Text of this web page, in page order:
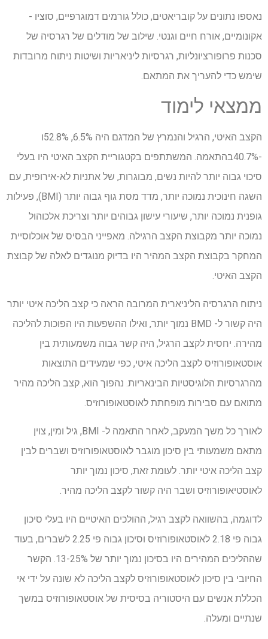
נאספו נתונים על קובריאטים, כולל גורמים דמוגרפיים, סוציו -
אקונומיים, אורח חיים וגנטי. שילוב של מודלים של רגרסיה של
סכנות פרופורציונליות, רגרסיות ליניאריות ושיטות ניתוח מרובדות
שימש כדי להעריך את המתאם.
ממצאי לימוד
הקצב האיטי, הרגיל והנמרץ של המדגם היה 6.5%, 52.8%ו
-40.7%בהתאמה. המשתתפים בקטגוריית הקצב האיטי היו בעלי
סיכוי גבוה יותר להיות נשים, מבוגרות, של אתניות לא-אירופית, עם
השגה חינוכית נמוכה יותר, מדד מסת גוף גבוה יותר (BMI), פעילות
גופנית נמוכה יותר, שיעורי עישון גבוהים יותר וצריכת אלכוהול
נמוכה יותר מקבוצת הקצב הרגילה. מאפייני הבסיס של אוכלוסיית
המחקר בקבוצת הקצב המהיר היו בדיוק מנוגדים לאלה של קבוצת
הקצב האיטי.
ניתוח הרגרסיה הליניארית המרובה הראה כי קצב הליכה איטי יותר
היה קשור ל- BMD נמוך יותר, ואילו ההשפעות היו הפוכות להליכה
מהירה. יחסית לקצב הרגיל, היה קשר גבוה משמעותית בין
אוסטאופורוזיס לקצב הליכה איטי, כפי שמעידים התוצאות
מהרגרסיות הלוגיסטיות הבינאריות. נהפוך הוא, קצב הליכה מהיר
מתואם עם סבירות מופחתת לאוסטאופורוזיס.
לאורך כל משך המעקב, לאחר התאמה ל- BMI, גיל ומין, צוין
מתאם משמעותי בין סיכון מוגבר לאוסטאופורוזיס ושברים לבין
קצב הליכה איטי יותר. לעומת זאת, סיכון נמוך יותר
לאוסטיאופורוזיס ושבר היה קשור לקצב הליכה מהיר.
לדוגמה, בהשוואה לקצב רגיל, ההולכים האיטיים היו בעלי סיכון
גבוה פי 2.18 לאוסטאופורוזיס וסיכון גבוה פי 2.25 לשברים, בעוד
שההליכים המהירים היו בסיכון נמוך יותר של 13-25%. הקשר
החיובי בין סיכון לאוסטאופורוזיס לקצב הליכה לא שונה על ידי אי
הכללת אנשים עם היסטוריה בסיסית של אוסטאופורוזיס במשך
שנתיים ומעלה.